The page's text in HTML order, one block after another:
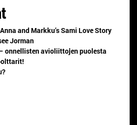
and Markku’s Sami Love Story
Jorman
onnellisten avioliittojen puolesta